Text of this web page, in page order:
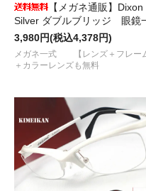
【メガネ通販】
Silver ダブルブリッジ 眼鏡
3,980円(税込4,378円)
メガネ一式 【レンズ＋フレー
＋カラーレンズも無料